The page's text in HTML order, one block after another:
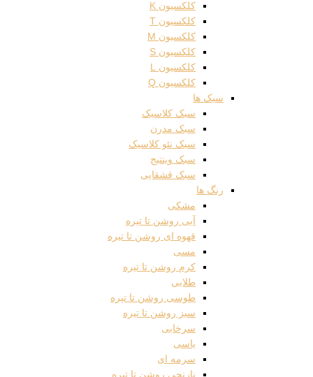
کلکسیون K
کلکسیون T
کلکسیون M
کلکسیون S
کلکسیون L
کلکسیون Q
سبک ها
سبک کلاسیک
سبک مدرن
سبک نئو کلاسیک
سبک وینتیج
سبک قشقایی
رنگ ها
مشکی
آبی روشن تا تیره
قهوه ای روشن تا تیره
مسی
کرم روشن تا تیره
طلایی
طوسی روشن تا تیره
سبز روشن تا تیره
سرخابی
یاسی
سرمه ای
نارنجی روشن تا تیره